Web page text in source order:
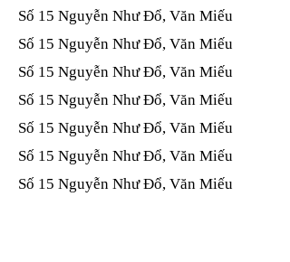
Số 15 Nguyễn Như Đổ, Văn Miếu​​​​
Số 15 Nguyễn Như Đổ, Văn Miếu​​​​
Số 15 Nguyễn Như Đổ, Văn Miếu​​​​
Số 15 Nguyễn Như Đổ, Văn Miếu​​​​
Số 15 Nguyễn Như Đổ, Văn Miếu​​​​
Số 15 Nguyễn Như Đổ, Văn Miếu​​​​
Số 15 Nguyễn Như Đổ, Văn Miếu​​​​